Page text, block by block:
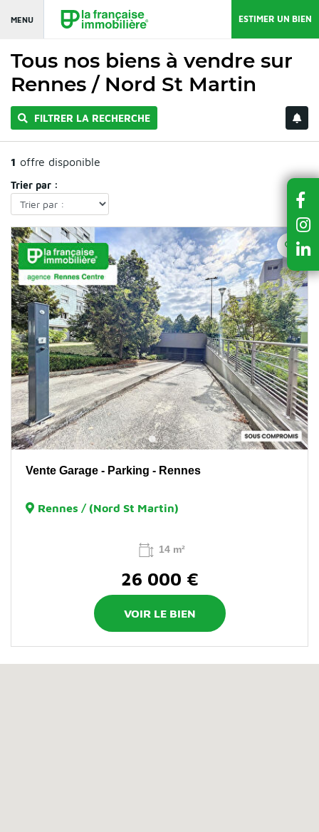
MENU ESTIMER UN BIEN
Tous nos biens à vendre sur
Rennes / Nord St Martin
FILTRER LA RECHERCHE
1 offre disponible
Trier par :
Vente Garage - Parking - Rennes
Rennes / (Nord St Martin)
14 m²
26 000 €
VOIR LE BIEN